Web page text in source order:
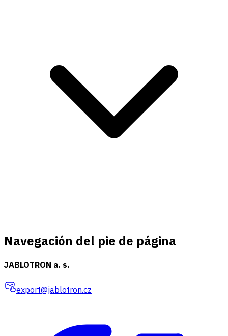
Navegación del pie de página
JABLOTRON a. s.
export@jablotron.cz